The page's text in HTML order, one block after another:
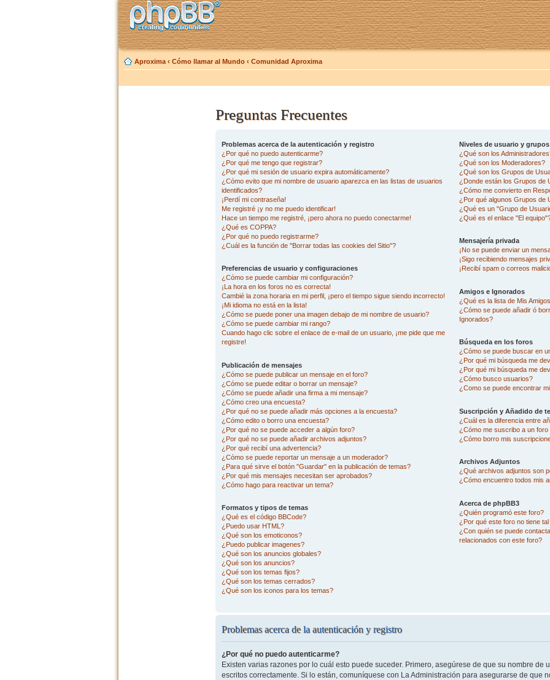
Aproxima ‹ Cómo llamar al Mundo ‹ Comunidad Aproxima
Preguntas Frecuentes
Problemas acerca de la autenticación y registro
¿Por qué no puedo autenticarme?
¿Por qué me tengo que registrar?
¿Por qué mi sesión de usuario expira automáticamente?
¿Cómo evito que mi nombre de usuario aparezca en las listas de usuarios
identificados?
¡Perdí mi contraseña!
Me registré ¡y no me puedo identificar!
Hace un tiempo me registré, ¡pero ahora no puedo conectarme!
¿Qué es COPPA?
¿Por qué no puedo registrarme?
¿Cuál es la función de "Borrar todas las cookies del Sitio"?
Preferencias de usuario y configuraciones
¿Cómo se puede cambiar mi configuración?
¡La hora en los foros no es correcta!
Cambié la zona horaria en mi perfil, ¡pero el tiempo sigue siendo incorrecto!
¡Mi idioma no está en la lista!
¿Cómo se puede poner una imagen debajo de mi nombre de usuario?
¿Cómo se puede cambiar mi rango?
Cuando hago clic sobre el enlace de e-mail de un usuario, ¡me pide que me
registre!
Publicación de mensajes
¿Cómo se puede publicar un mensaje en el foro?
¿Cómo se puede editar o borrar un mensaje?
¿Cómo se puede añadir una firma a mi mensaje?
¿Cómo creo una encuesta?
¿Por qué no se puede añadir más opciones a la encuesta?
¿Cómo edito o borro una encuesta?
¿Por qué no se puede acceder a algún foro?
¿Por qué no se puede añadir archivos adjuntos?
¿Por qué recibí una advertencia?
¿Cómo se puede reportar un mensaje a un moderador?
¿Para qué sirve el botón "Guardar" en la publicación de temas?
¿Por qué mis mensajes necesitan ser aprobados?
¿Cómo hago para reactivar un tema?
Formatos y tipos de temas
¿Qué es el código BBCode?
¿Puedo usar HTML?
¿Qué son los emoticonos?
¿Puedo publicar imagenes?
¿Qué son los anuncios globales?
¿Qué son los anuncios?
¿Qué son los temas fijos?
¿Qué son los temas cerrados?
¿Qué son los iconos para los temas?
Niveles de usuario y grupos
¿Qué son los
¿Qué son los Moderadores?
¿Qué son los Grupos de
¿Donde están los Grupos de
¿Cómo me convierto en
¿Por qué algunos Grupos de
¿Qué es un "Grupo de
¿Qué es el enlace "El
Mensajería privada
¡No se puede enviar un
¡Sigo recibiendo mensajes
¡Recibí spam o correos
Amigos e Ignorados
¿Qué es la lista de Mis
¿Cómo se puede añadir ó
Ignorados?
Búsqueda en los foros
¿Cómo se puede buscar en
¿Por qué mi búsqueda me
¿Por qué mi búsqueda me
¿Cómo busco usuarios?
¿Como se puede encontrar
Suscripción y Añadido de
¿Cuál es la diferencia entre
¿Cómo me suscribo a un
¿Cómo borro mis
Archivos Adjuntos
¿Qué archivos adjuntos son
¿Cómo encuentro todos mis
Acerca de phpBB3
¿Quién programó este foro?
¿Por qué este foro no tiene
¿Con quién se puede
relacionados con este foro?
Problemas acerca de la autenticación y registro
¿Por qué no puedo autenticarme?
Existen varias razones por lo cuál esto puede suceder. Primero, asegúrese de que su nombre de
escritos correctamente. Si lo están, comuníquese con La Administración para asegurarse de que